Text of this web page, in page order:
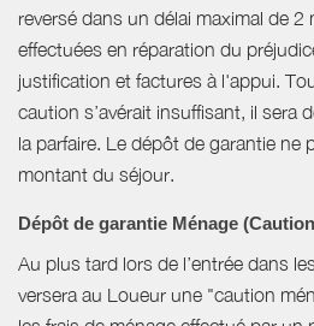
reversé dans un délai maximal de 2
effectuées en réparation du
justification et factures à l'appui.
caution s’avérait insuffisant, il sera
la parfaire. Le dépôt de garantie ne
montant du séjour.
Dépôt de garantie Ménage
Au plus tard lors de l’entrée dans
versera au Loueur une "caution